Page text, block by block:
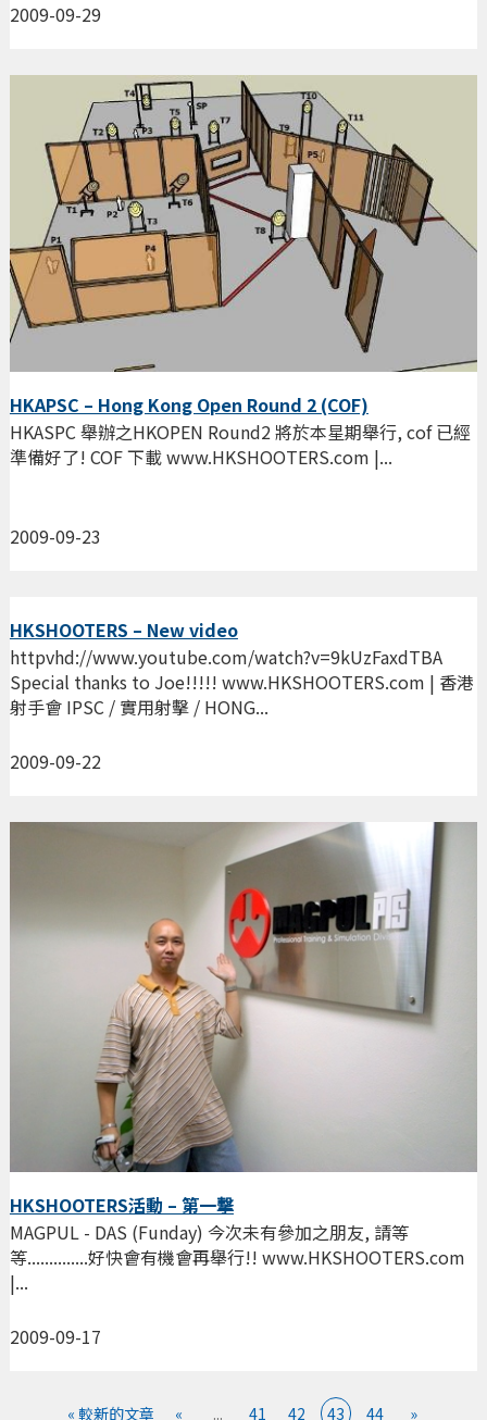
2009-09-29
HKAPSC – Hong Kong Open Round 2 (COF)
2009-09-23
HKASPC 舉辦之HKOPEN Round2 將於本星期舉行, cof 已經
準備好了! COF 下載 www.HKSHOOTERS.com |...
HKSHOOTERS – New video
2009-09-22
httpvhd://www.youtube.com/watch?v=9kUzFaxdTBA
Special thanks to Joe!!!!! www.HKSHOOTERS.com | 香港
射手會 IPSC / 實用射擊 / HONG...
HKSHOOTERS活動 – 第一撃
2009-09-17
MAGPUL - DAS (Funday) 今次未有參加之朋友, 請等
等..............好快會有機會再舉行!! www.HKSHOOTERS.com
|...
« 較新的文章 « ... 41 42 43 44 »